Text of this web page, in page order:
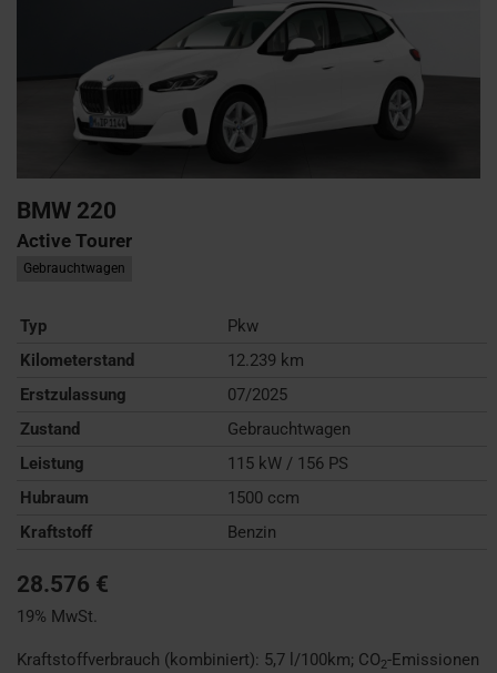
BMW 220
Active Tourer
Gebrauchtwagen
Typ
Pkw
Kilometerstand
12.239 km
Erstzulassung
07/2025
Zustand
Gebrauchtwagen
Leistung
115 kW / 156 PS
Hubraum
1500 ccm
Kraftstoff
Benzin
28.576 €
19% MwSt.
Kraftstoffverbrauch (kombiniert): 5,7 l/100km; CO2-Emissionen